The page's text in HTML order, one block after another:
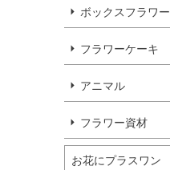
ボックスフラワー
フラワーケーキ
アニマル
フラワー資材
お花にプラスワン